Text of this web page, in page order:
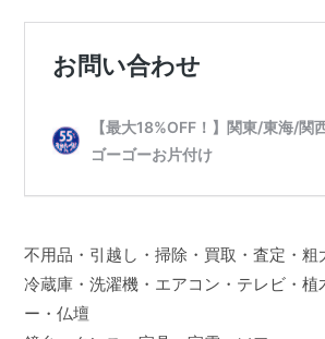
不用品・引越し・掃除・買取・査定・粗
冷蔵庫・洗濯機・エアコン・テレビ・植
ー・仏壇